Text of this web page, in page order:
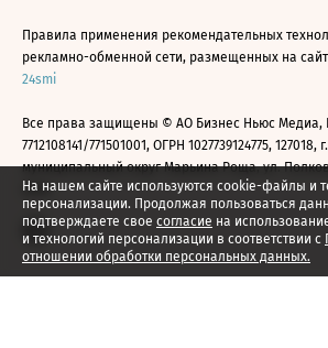
На нашем сайте используются cookie-файлы и
персонализации. Продолжая пользоваться
подтверждаете свое согласие на
и технологий персонализации в соответствии с
отношении обработки персональных данных.
Правила применения рекомендательных
рекламно-обменной сети, размещенных на
24smi
Все права защищены © АО Бизнес Ньюс
7712108141/771501001, ОГРН 1027739124775, 127018,
муниципальный округ Марьина Роща, ул.
2026